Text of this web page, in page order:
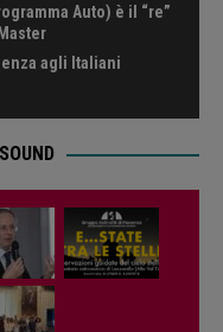
Auto) è il “re”
agli Italiani